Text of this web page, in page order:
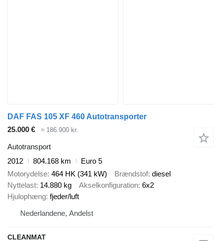
DAF FAS 105 XF 460 Autotransporter
25.000 €
≈ 186.900 kr.
Autotransport
2012
804.168 km
Euro 5
Motorydelse 464 HK (341 kW) Brændstof diesel
Nyttelast 14.880 kg Akselkonfiguration 6x2
Hjulophæng fjeder/luft
Nederlandene, Andelst
CLEANMAT